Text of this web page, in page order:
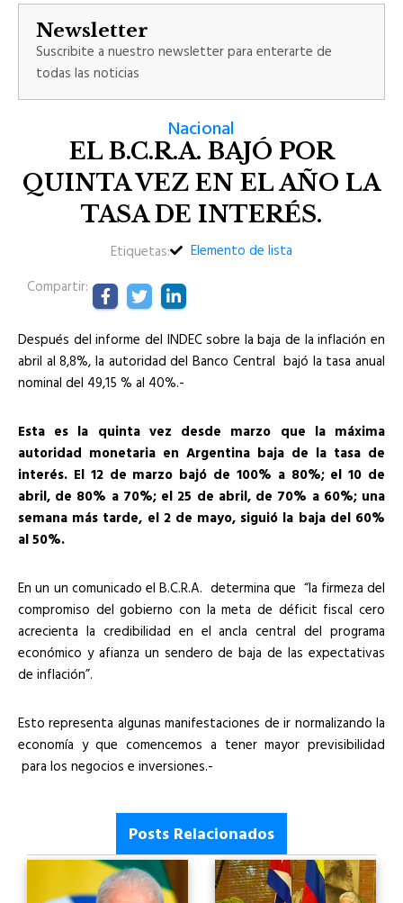
Nacional
EL B.C.R.A. BAJÓ POR
QUINTA VEZ EN EL AÑO LA
TASA DE INTERÉS.
Etiquetas:
Elemento de lista
Compartir:
Después del informe del INDEC sobre la baja de la inflación en
abril al 8,8%, la autoridad del Banco Central bajó la tasa anual
nominal del 49,15 % al 40%.-
Esta es la quinta vez desde marzo que la máxima
autoridad monetaria en Argentina baja de la tasa de
interés. El 12 de marzo bajó de 100% a 80%; el 10 de
abril, de 80% a 70%; el 25 de abril, de 70% a 60%; una
semana más tarde, el 2 de mayo, siguió la baja del 60%
al 50%.
En un un comunicado el B.C.R.A. determina que “la firmeza del
compromiso del gobierno con la meta de déficit fiscal cero
acrecienta la credibilidad en el ancla central del programa
económico y afianza un sendero de baja de las expectativas
de inflación”.
Esto representa algunas manifestaciones de ir normalizando la
economía y que comencemos a tener mayor previsibilidad
para los negocios e inversiones.-
Posts Relacionados
Newsletter
Suscribite a nuestro newsletter para enterarte de
todas las noticias